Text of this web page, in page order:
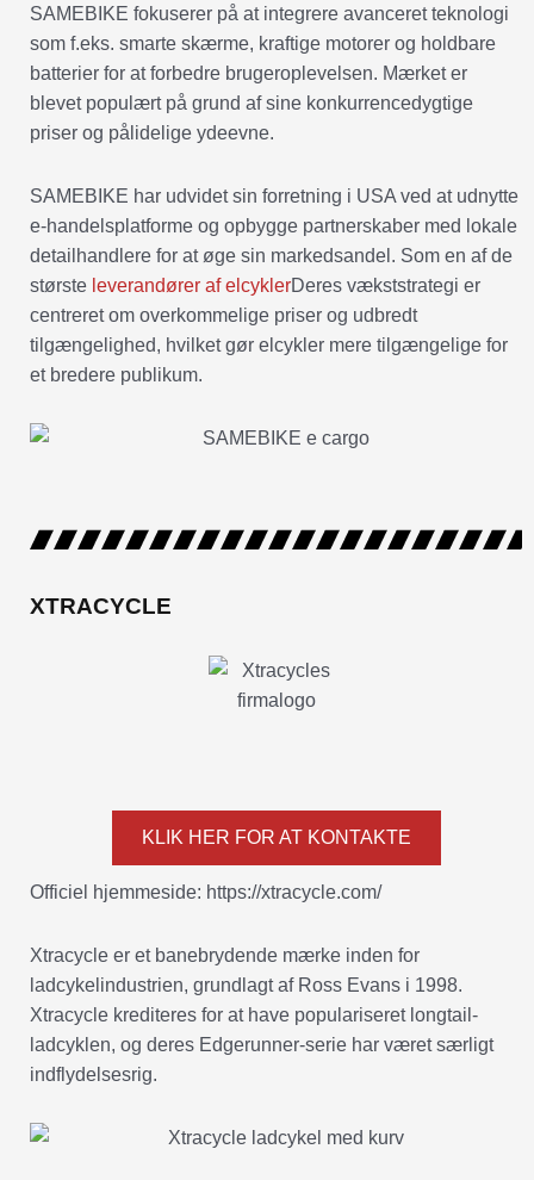
SAMEBIKE fokuserer på at integrere avanceret teknologi
som f.eks. smarte skærme, kraftige motorer og holdbare
batterier for at forbedre brugeroplevelsen. Mærket er
blevet populært på grund af sine konkurrencedygtige
priser og pålidelige ydeevne.
SAMEBIKE har udvidet sin forretning i USA ved at udnytte
e-handelsplatforme og opbygge partnerskaber med lokale
detailhandlere for at øge sin markedsandel. Som en af de
største leverandører af elcyklerDeres vækststrategi er
centreret om overkommelige priser og udbredt
tilgængelighed, hvilket gør elcykler mere tilgængelige for
et bredere publikum.
XTRACYCLE
KLIK HER FOR AT KONTAKTE
Officiel hjemmeside: https://xtracycle.com/
Xtracycle er et banebrydende mærke inden for
ladcykelindustrien, grundlagt af Ross Evans i 1998.
Xtracycle krediteres for at have populariseret longtail-
ladcyklen, og deres Edgerunner-serie har været særligt
indflydelsesrig.